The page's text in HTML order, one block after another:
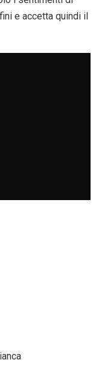
e accetta quindi il